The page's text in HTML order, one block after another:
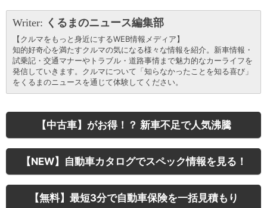
Writer: くるまのニュース編集部
【クルマをもっと身近にするWEB情報メディア】
知的好奇心を満たすクルマの気になる様々な情報を紹介。新車情報・
試乗記・交通マナーやトラブル・道路事情まで魅力的なカーライフを
発信していきます。クルマについて「知らなかったことを知る喜び」
をくるまのニュースを通じて体験してください。
【中古車】がお得！？ 新車不足で人気沸騰
【NEW】自動車カタログでスペック情報を見る！
【無料】最短3分で自動車保険を一括見積もり